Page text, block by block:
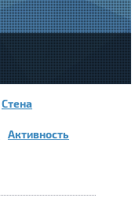
Стена
Активность